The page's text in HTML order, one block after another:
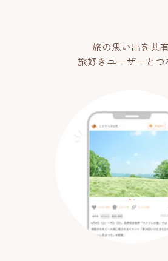
旅の思い出を共有
旅好きユーザーとつ